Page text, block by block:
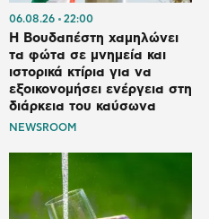
06.08.26 22:00
Η Βουδαπέστη χαμηλώνει
τα φώτα σε μνημεία και
ιστορικά κτίρια για να
εξοικονομήσει ενέργεια στη
διάρκεια του καύσωνα
NEWSROOM